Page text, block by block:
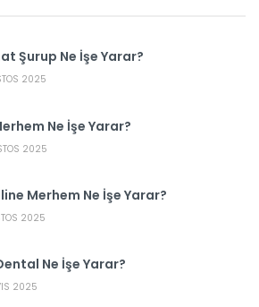
Şurup Ne İşe Yarar?
2025
Ne İşe Yarar?
2025
Merhem Ne İşe Yarar?
2025
Ne İşe Yarar?
2025